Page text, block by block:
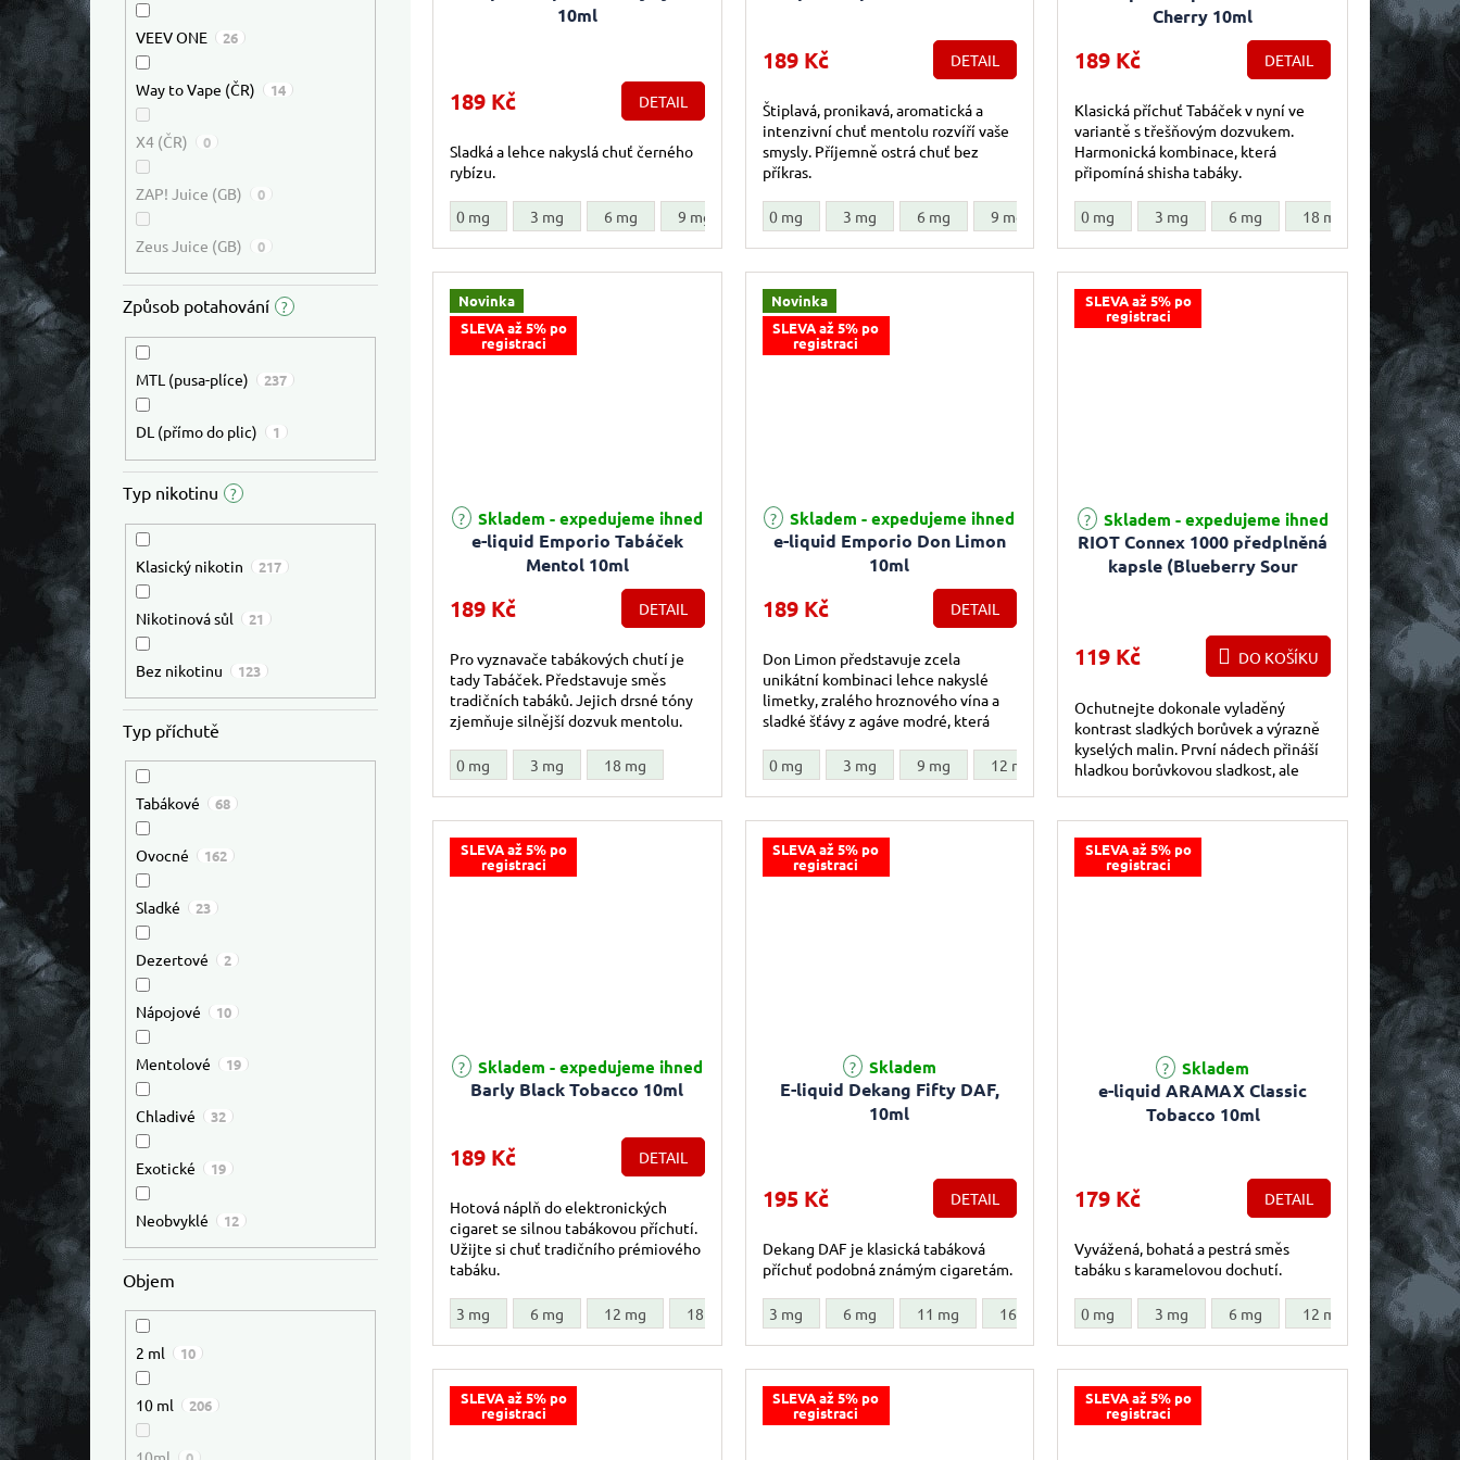
Objem
2 ml 10
10 ml 206
Typ nikotinu ?
Klasický nikotin 217
Nikotinová sůl 21
Bez nikotinu 123
Typ příchutě
Tabákové 68
Ovocné 162
Sladké 23
Dezertové 2
Nápojové 10
Mentolové 19
Chladivé 32
Exotické 19
Neobvyklé 12
VEEV ONE 26
Way to Vape (ČR) 14
X4 (ČR) 0
ZAP! Juice (GB) 0
Zeus Juice (GB) 0
Způsob potahování ?
MTL (pusa-plíce) 237
DL (přímo do plic) 1
10ml
189 Kč DETAIL
Sladká a lehce nakyslá chuť černého
rybízu.
0 mg 3 mg 6 mg 9 mg 12 mg 18 mg
189 Kč DETAIL
Štiplavá, pronikavá, aromatická a
intenzivní chuť mentolu rozvíří vaše
smysly. Příjemně ostrá chuť bez
příkras.
0 mg 3 mg 6 mg 9 mg 12 mg 18 mg
Cherry 10ml
189 Kč DETAIL
Klasická příchuť Tabáček v nyní ve
variantě s třešňovým dozvukem.
Harmonická kombinace, která
připomíná shisha tabáky.
0 mg 3 mg 6 mg 18 mg
Novinka
SLEVA až 5% po
registraci
e-liquid Emporio Tabáček
Mentol 10ml
Skladem - expedujeme ihned
189 Kč DETAIL
Pro vyznavače tabákových chutí je
tady Tabáček. Představuje směs
tradičních tabáků. Jejich drsné tóny
zjemňuje silnější dozvuk mentolu.
0 mg 3 mg 18 mg
Novinka
SLEVA až 5% po
registraci
e-liquid Emporio Don Limon
10ml
Skladem - expedujeme ihned
189 Kč DETAIL
Don Limon představuje zcela
unikátní kombinaci lehce nakyslé
limetky, zralého hroznového vína a
sladké šťávy z agáve modré, která
poklad....
0 mg 3 mg 9 mg 12 mg
SLEVA až 5% po
registraci
RIOT Connex 1000 předplněná
kapsle (Blueberry Sour
Skladem - expedujeme ihned
119 Kč DO KOŠÍKU
Ochutnejte dokonale vyladěný
kontrast sladkých borůvek a výrazně
kyselých malin. První nádech přináší
hladkou borůvkovou sladkost, ale
SLEVA až 5% po
registraci
Barly Black Tobacco 10ml
Skladem - expedujeme ihned
189 Kč DETAIL
Hotová náplň do elektronických
cigaret se silnou tabákovou příchutí.
Užijte si chuť tradičního prémiového
tabáku.
3 mg 6 mg 12 mg 18 mg 20 mg
SLEVA až 5% po
registraci
E-liquid Dekang Fifty DAF,
10ml
Skladem
195 Kč DETAIL
Dekang DAF je klasická tabáková
příchuť podobná známým cigaretám.
3 mg 6 mg 11 mg 16 mg 18 mg
SLEVA až 5% po
registraci
e-liquid ARAMAX Classic
Tobacco 10ml
Průměrné hodnocení produktu je 5,0 z 5 hvězdiček.
Skladem
179 Kč DETAIL
Vyvážená, bohatá a pestrá směs
tabáku s karamelovou dochutí.
0 mg 3 mg 6 mg 12 mg 18 mg
SLEVA až 5% po
registraci
SLEVA až 5% po
registraci
SLEVA až 5% po
registraci